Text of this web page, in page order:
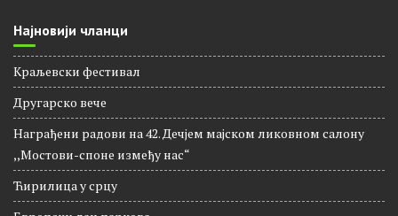
Најновији чланци
Краљевски фестивал
Другарско вече
Награђени радови на 42. Дечјем мајском ликовном салону
,,Мостови-споне између нас“
Ћирилица у срцу